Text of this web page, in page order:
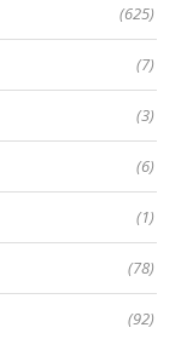
(625)
(7)
(3)
(6)
(1)
(78)
(92)